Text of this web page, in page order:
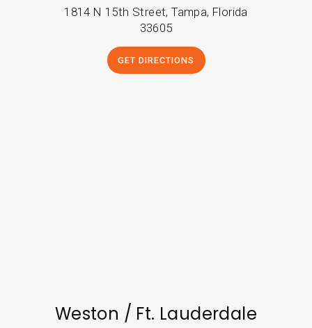
1814 N 15th Street, Tampa, Florida
33605
GET DIRECTIONS
Weston / Ft. Lauderdale